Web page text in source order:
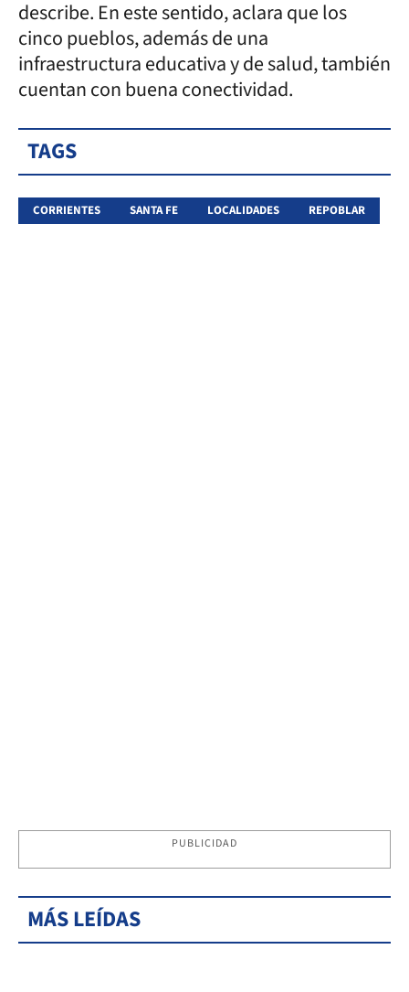
describe. En este sentido, aclara que los
cinco pueblos, además de una
infraestructura educativa y de salud, también
cuentan con buena conectividad.
TAGS
CORRIENTES SANTA FE LOCALIDADES REPOBLAR
PUBLICIDAD
MÁS LEÍDAS